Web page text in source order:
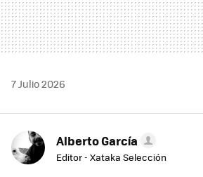
7 Julio 2026
Alberto García
Editor - Xataka Selección